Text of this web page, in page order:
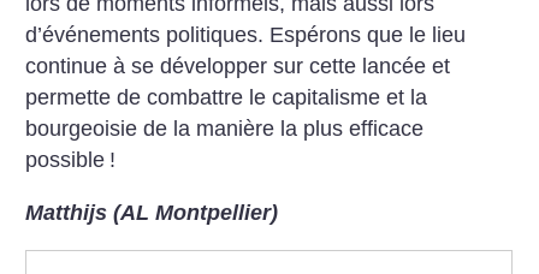
d’événements politiques. Espérons que le lieu
continue à se développer sur cette lancée et
permette de combattre le capitalisme et la
bourgeoisie de la manière la plus efficace
possible !
Matthijs (AL Montpellier)